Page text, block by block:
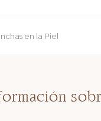
en la Piel